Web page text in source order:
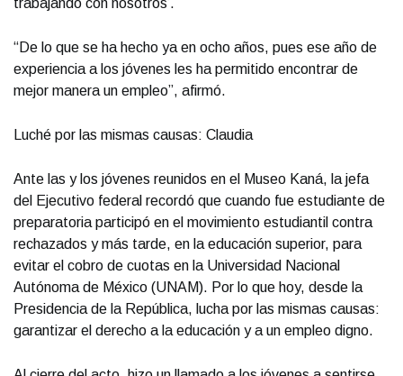
trabajando con nosotros’.
“De lo que se ha hecho ya en ocho años, pues ese año de
experiencia a los jóvenes les ha permitido encontrar de
mejor manera un empleo”, afirmó.
Luché por las mismas causas: Claudia
Ante las y los jóvenes reunidos en el Museo Kaná, la jefa
del Ejecutivo federal recordó que cuando fue estudiante de
preparatoria participó en el movimiento estudiantil contra
rechazados y más tarde, en la educación superior, para
evitar el cobro de cuotas en la Universidad Nacional
Autónoma de México (UNAM). Por lo que hoy, desde la
Presidencia de la República, lucha por las mismas causas:
garantizar el derecho a la educación y a un empleo digno.